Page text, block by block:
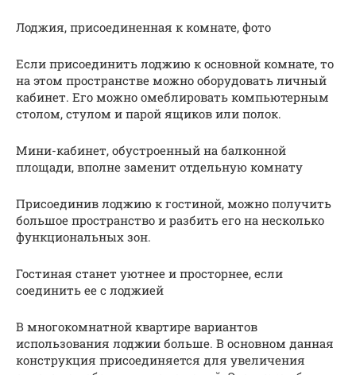
Лоджия, присоединенная к комнате, фото
Если присоединить лоджию к основной комнате, то
на этом пространстве можно оборудовать личный
кабинет. Его можно омеблировать компьютерным
столом, стулом и парой ящиков или полок.
Мини-кабинет, обустроенный на балконной
площади, вполне заменит отдельную комнату
Присоединив лоджию к гостиной, можно получить
большое пространство и разбить его на несколько
функциональных зон.
Гостиная станет уютнее и просторнее, если
соединить ее с лоджией
В многокомнатной квартире вариантов
использования лоджии больше. В основном данная
конструкция присоединяется для увеличения